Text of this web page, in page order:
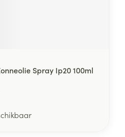
Spray Ip20 100ml